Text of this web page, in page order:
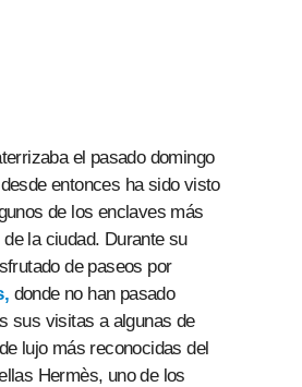
el pasado domingo
entonces ha sido visto
de los enclaves más
la ciudad. Durante su
de paseos por
donde no han pasado
sus visitas a algunas de
lujo más reconocidas del
Hermès, uno de los